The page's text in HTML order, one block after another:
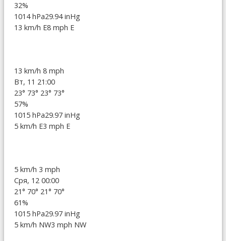
32%
1014 hPa29.94 inHg
13 km/h E8 mph E
13 km/h 8 mph
Вт, 11 21:00
23° 73° 23° 73°
57%
1015 hPa29.97 inHg
5 km/h E3 mph E
5 km/h 3 mph
Сря, 12 00:00
21° 70° 21° 70°
61%
1015 hPa29.97 inHg
5 km/h NW3 mph NW